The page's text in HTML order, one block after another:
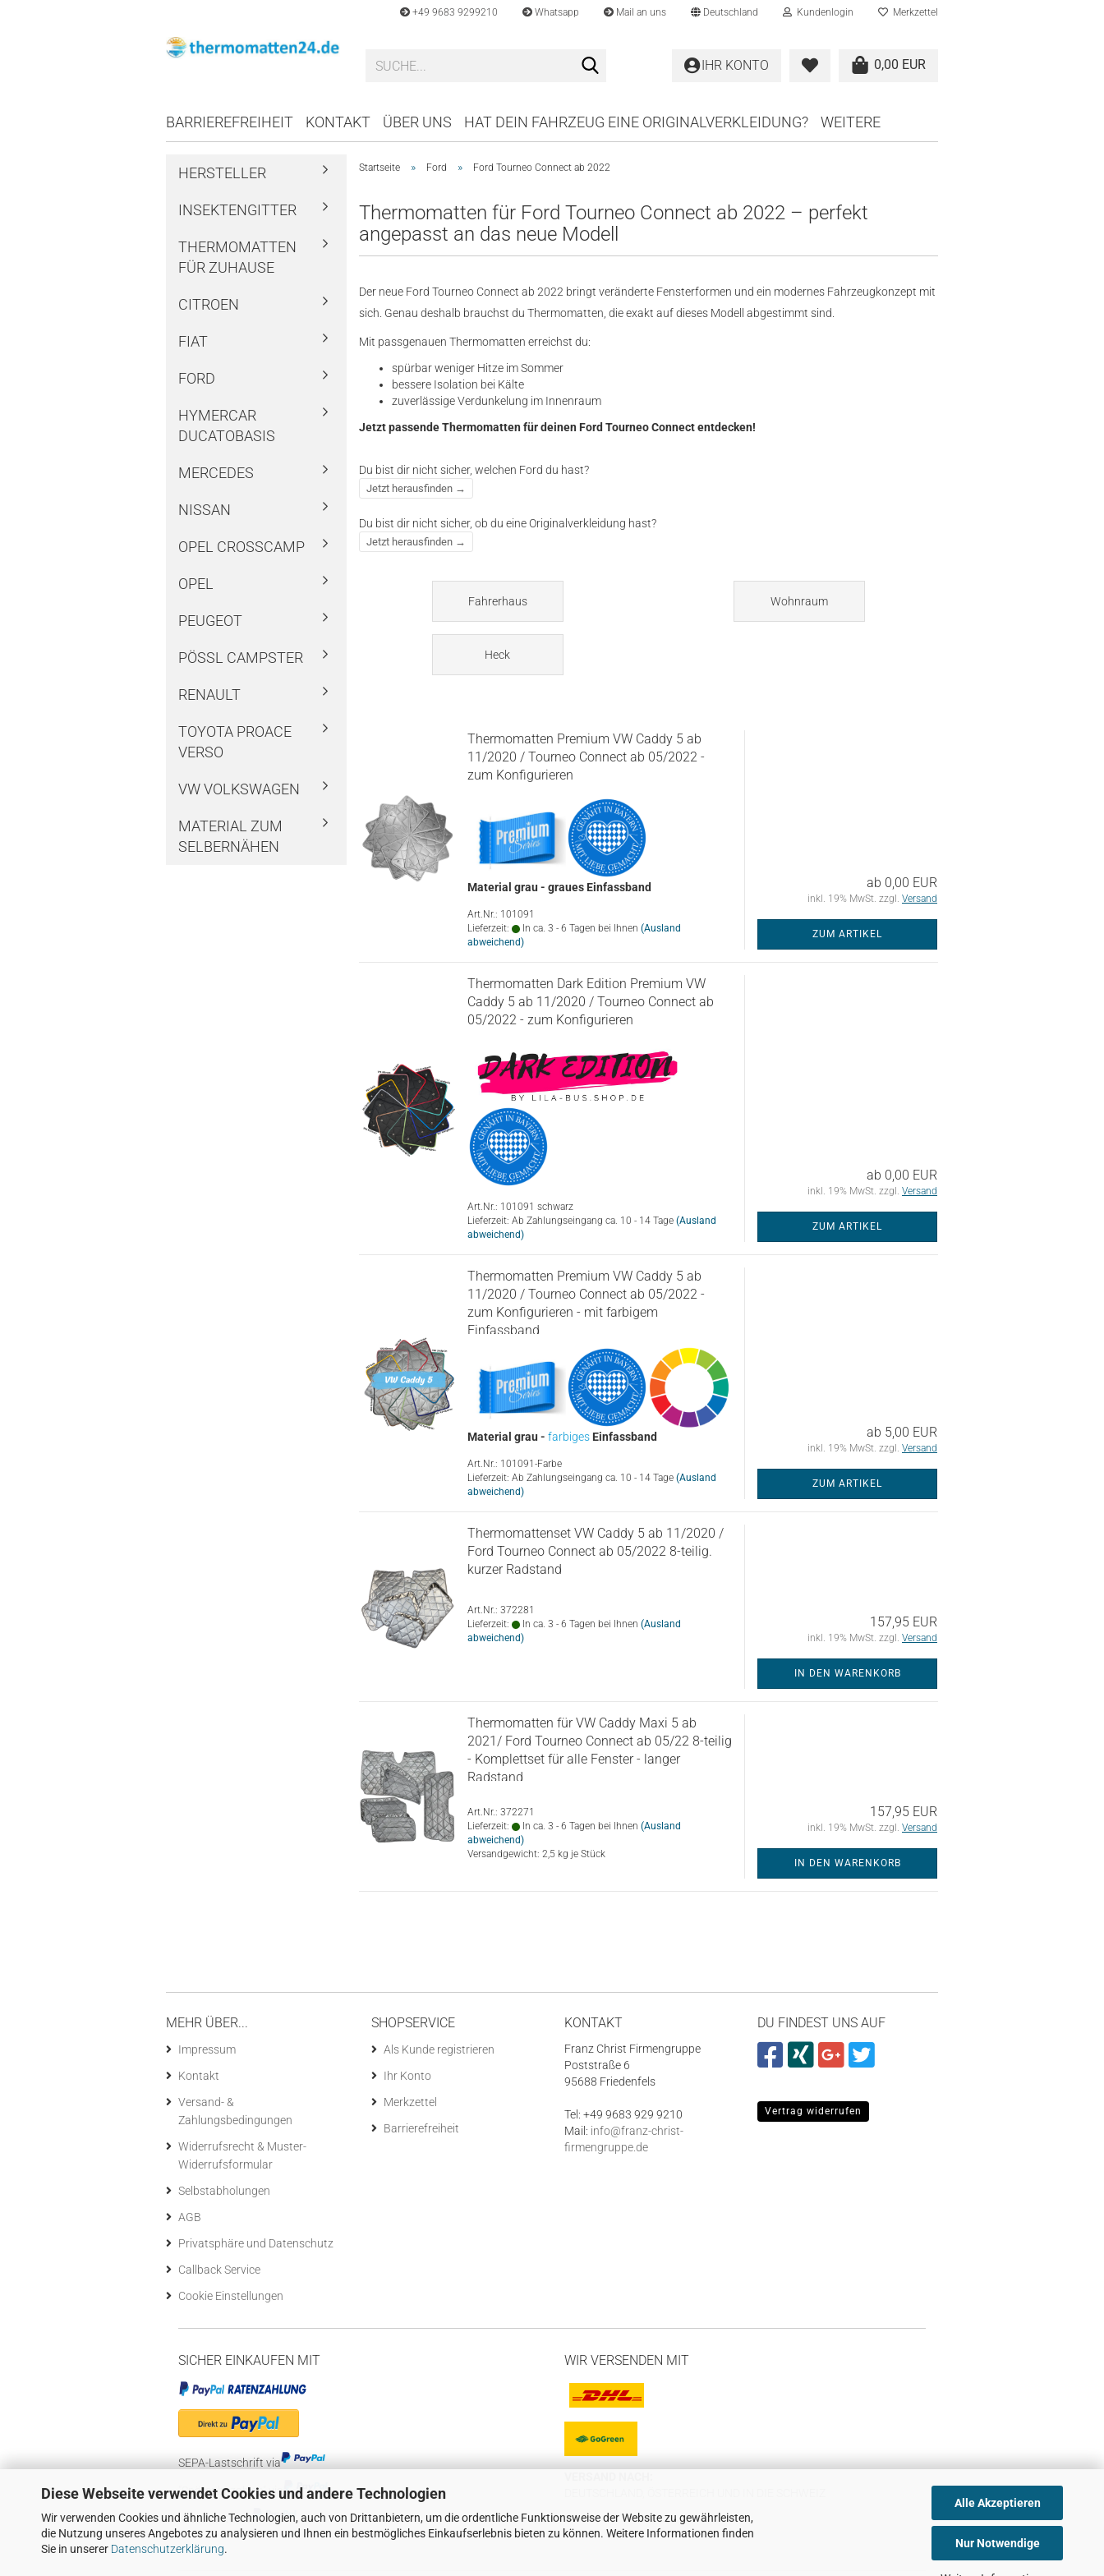
Diese Webseite verwendet Cookies und andere Technologien
Wir verwenden Cookies und ähnliche Technologien, auch von Drittanbietern, um die ordentliche Funktionsweise der Website zu gewährleisten,
die Nutzung unseres Angebotes zu analysieren und Ihnen ein bestmögliches Einkaufserlebnis bieten zu können. Weitere Informationen finden
Sie in unserer Datenschutzerklärung.
Alle Akzeptieren
Nur Notwendige
+49 9683 9299210 Whatsapp Mail an uns Deutschland Kundenlogin Merkzettel
0,00 EUR
IHR KONTO
BARRIEREFREIHEIT KONTAKT ÜBER UNS HAT DEIN FAHRZEUG EINE ORIGINALVERKLEIDUNG? WEITERE
Startseite » Ford » Ford Tourneo Connect ab 2022
Thermomatten für Ford Tourneo Connect ab 2022 – perfekt
angepasst an das neue Modell
Der neue Ford Tourneo Connect ab 2022 bringt veränderte Fensterformen und ein modernes Fahrzeugkonzept mit
sich. Genau deshalb brauchst du Thermomatten, die exakt auf dieses Modell abgestimmt sind.
Mit passgenauen Thermomatten erreichst du:
spürbar weniger Hitze im Sommer
bessere Isolation bei Kälte
zuverlässige Verdunkelung im Innenraum
Jetzt passende Thermomatten für deinen Ford Tourneo Connect entdecken!
Du bist dir nicht sicher, welchen Ford du hast?
Jetzt herausfinden →
Du bist dir nicht sicher, ob du eine Originalverkleidung hast?
Jetzt herausfinden →
Fahrerhaus Wohnraum
Heck
Thermomatten Premium VW Caddy 5 ab
11/2020 / Tourneo Connect ab 05/2022 -
zum Konfigurieren
Material grau - graues Einfassband
Art.Nr.: 101091
Lieferzeit:
In ca. 3 - 6 Tagen bei Ihnen (Ausland
abweichend)
ab 0,00 EUR
inkl. 19% MwSt. zzgl. Versand
ZUM ARTIKEL
Thermomatten Dark Edition Premium VW
Caddy 5 ab 11/2020 / Tourneo Connect ab
05/2022 - zum Konfigurieren
Art.Nr.: 101091 schwarz
Lieferzeit: Ab Zahlungseingang ca. 10 - 14 Tage (Ausland
abweichend)
ab 0,00 EUR
inkl. 19% MwSt. zzgl. Versand
ZUM ARTIKEL
Thermomatten Premium VW Caddy 5 ab
11/2020 / Tourneo Connect ab 05/2022 -
zum Konfigurieren - mit farbigem
Einfassband
Material grau - farbiges Einfassband
Art.Nr.: 101091-Farbe
Lieferzeit: Ab Zahlungseingang ca. 10 - 14 Tage (Ausland
abweichend)
ab 5,00 EUR
inkl. 19% MwSt. zzgl. Versand
ZUM ARTIKEL
Thermomattenset VW Caddy 5 ab 11/2020 /
Ford Tourneo Connect ab 05/2022 8-teilig.
kurzer Radstand
Art.Nr.: 372281
Lieferzeit:
In ca. 3 - 6 Tagen bei Ihnen (Ausland
abweichend)
157,95 EUR
inkl. 19% MwSt. zzgl. Versand
IN DEN WARENKORB
Thermomatten für VW Caddy Maxi 5 ab
2021/ Ford Tourneo Connect ab 05/22 8-teilig
- Komplettset für alle Fenster - langer
Radstand
Art.Nr.: 372271
Lieferzeit:
In ca. 3 - 6 Tagen bei Ihnen (Ausland
abweichend)
Versandgewicht: 2,5 kg je Stück
157,95 EUR
inkl. 19% MwSt. zzgl. Versand
IN DEN WARENKORB
HERSTELLER
INSEKTENGITTER
THERMOMATTEN
FÜR ZUHAUSE
CITROEN
FIAT
FORD
HYMERCAR
DUCATOBASIS
MERCEDES
NISSAN
OPEL CROSSCAMP
OPEL
PEUGEOT
PÖSSL CAMPSTER
RENAULT
TOYOTA PROACE
VERSO
VW VOLKSWAGEN
MATERIAL ZUM
SELBERNÄHEN
MEHR ÜBER...
Impressum
Kontakt
Versand- &
Zahlungsbedingungen
Widerrufsrecht & Muster-
Widerrufsformular
Selbstabholungen
AGB
Privatsphäre und Datenschutz
Callback Service
Cookie Einstellungen
SHOPSERVICE
Als Kunde registrieren
Ihr Konto
Merkzettel
Barrierefreiheit
KONTAKT
Franz Christ Firmengruppe
Poststraße 6
95688 Friedenfels
Tel: +49 9683 929 9210
Mail: info@franz-christ-
firmengruppe.de
DU FINDEST UNS AUF
Vertrag widerrufen
SICHER EINKAUFEN MIT
SEPA-Lastschrift via
"Später bezahlen" via
Kreditkarte via
WIR VERSENDEN MIT